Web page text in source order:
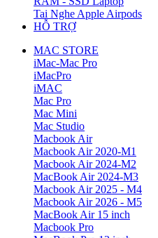
Tai Nghe Apple Airpods
HỖ TRỢ
MAC STORE
iMac-Mac Pro
iMacPro
iMAC
Mac Pro
Mac Mini
Mac Studio
Macbook Air
Macbook Air 2020-M1
Macbook Air 2024-M2
MacBook Air 2024-M3
Macbook Air 2025 - M4
Macbook Air 2026 - M5
MacBook Air 15 inch
Macbook Pro